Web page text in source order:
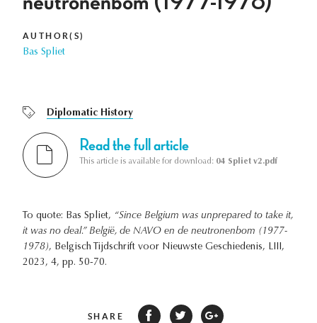
AUTHOR(S)
Bas Spliet
Diplomatic History
Read the full article
This article is available for download: 04 Spliet v2.pdf
To quote: Bas Spliet, “Since Belgium was unprepared to take it,
it was no deal.” België, de NAVO en de neutronenbom (1977-
1978), Belgisch Tijdschrift voor Nieuwste Geschiedenis, LIII,
2023, 4, pp. 50-70.
SHARE